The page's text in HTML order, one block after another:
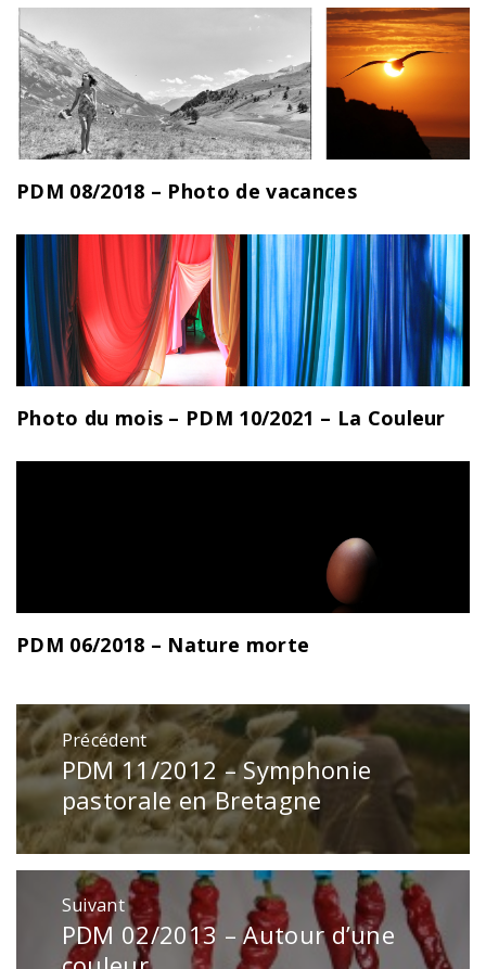
PDM 08/2018 – Photo de vacances
Photo du mois – PDM 10/2021 – La Couleur
PDM 06/2018 – Nature morte
Navigation
de
l’article
Précédent
Publication
précédente
:
PDM 11/2012 – Symphonie
pastorale en Bretagne
Suivant
Publication
suivante
PDM 02/2013 – Autour d’une